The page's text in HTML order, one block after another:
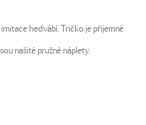
hedvábí. Tričko je příjemné
našité pružné náplety.